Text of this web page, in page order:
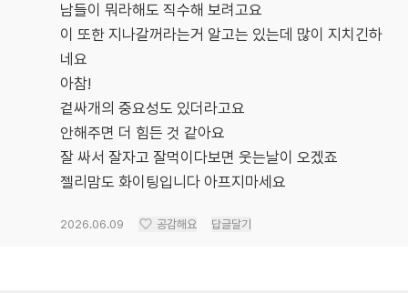
남들이 뭐라해도 직수해 보려고요
이 또한 지나갈꺼라는거 알고는 있는데 많이 지치긴하
네요
아참!
겉싸개의 중요성도 있더라고요
안해주면 더 힘든 것 같아요
잘 싸서 잘자고 잘먹이다보면 웃는날이 오겠죠
젤리맘도 화이팅입니다 아프지마세요
2026.06.09 공감해요 답글달기